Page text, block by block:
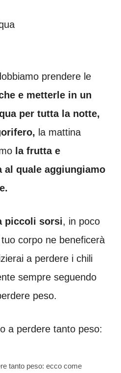
prendere le
e metterle in un
per tutta la notte,
la mattina
la frutta e
al quale aggiungiamo
piccoli sorsi, in poco
corpo ne beneficerà
a perdere i chili
sempre seguendo
peso.
tanto peso: ecco come